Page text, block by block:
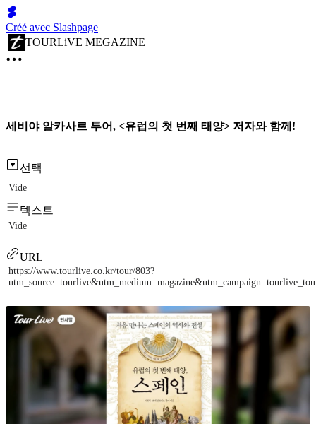
Créé avec Slashpage
TOURLiVE MEGAZINE
세비야 알카사르 투어, <유럽의 첫 번째 태양> 저자와 함께!
선택
Vide
텍스트
Vide
URL
https://www.tourlive.co.kr/tour/803?